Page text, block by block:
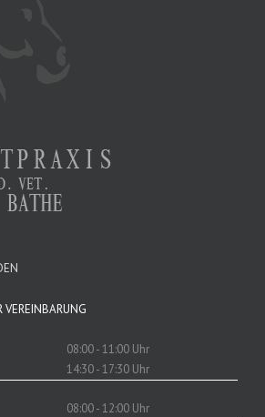
VEREINBARUNG
08:00 - 11:00 Uhr
14:30 - 17:30 Uhr
08:00 - 12:00 Uhr